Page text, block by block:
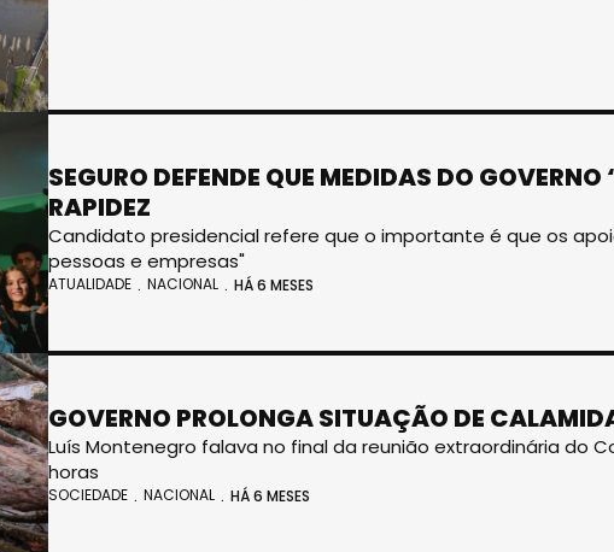
SEGURO DEFENDE QUE MEDIDAS DO
RAPIDEZ
Candidato presidencial refere que o importante é que os
pessoas e empresas"
ATUALIDADE NACIONAL HÁ 6 MESES
GOVERNO PROLONGA SITUAÇÃO DE
Luís Montenegro falava no final da reunião extraordinária do
horas
SOCIEDADE NACIONAL HÁ 6 MESES